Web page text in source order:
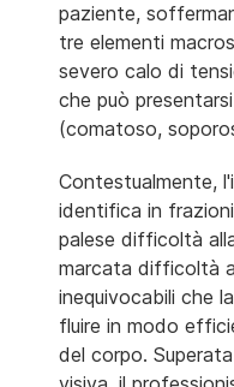
paziente,
tre elementi
severo calo di
che può
(comatoso,
Contestualmente,
identifica in
palese difficoltà
marcata difficoltà
inequivocabili che
fluire in modo
del corpo.